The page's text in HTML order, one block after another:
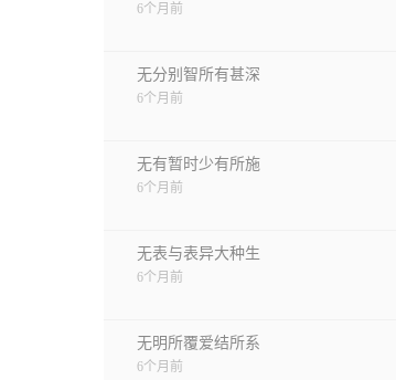
6个月前
无分别智所有甚深
6个月前
无有暂时少有所施
6个月前
无表与表异大种生
6个月前
无明所覆爱结所系
6个月前